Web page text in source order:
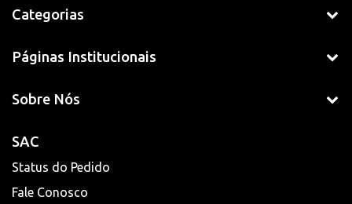
Categorias
Páginas Institucionais
Sobre Nós
SAC
Status do Pedido
Fale Conosco